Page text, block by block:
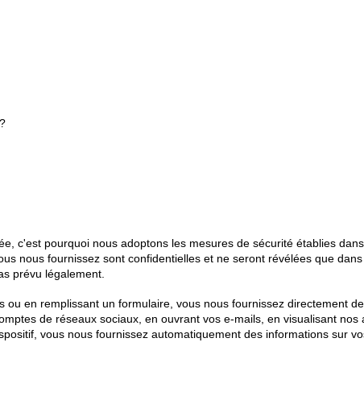
c'est pourquoi nous adoptons les mesures de sécurité établies
nous fournissez sont confidentielles et ne seront révélées que
prévu légalement.
en remplissant un formulaire, vous nous fournissez directement
de réseaux sociaux, en ouvrant vos e-mails, en visualisant
vous nous fournissez automatiquement des informations sur